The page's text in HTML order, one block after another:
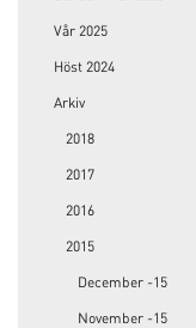
Vår 2025
Höst 2024
Arkiv
2018
2017
2016
2015
December -15
November -15